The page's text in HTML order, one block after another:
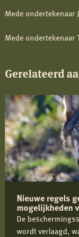
Mede ondertekenaar
Mede ondertekenaar
Gerelateerd
Nieuwe regels
mogelijkheden
De
wordt verlaagd,